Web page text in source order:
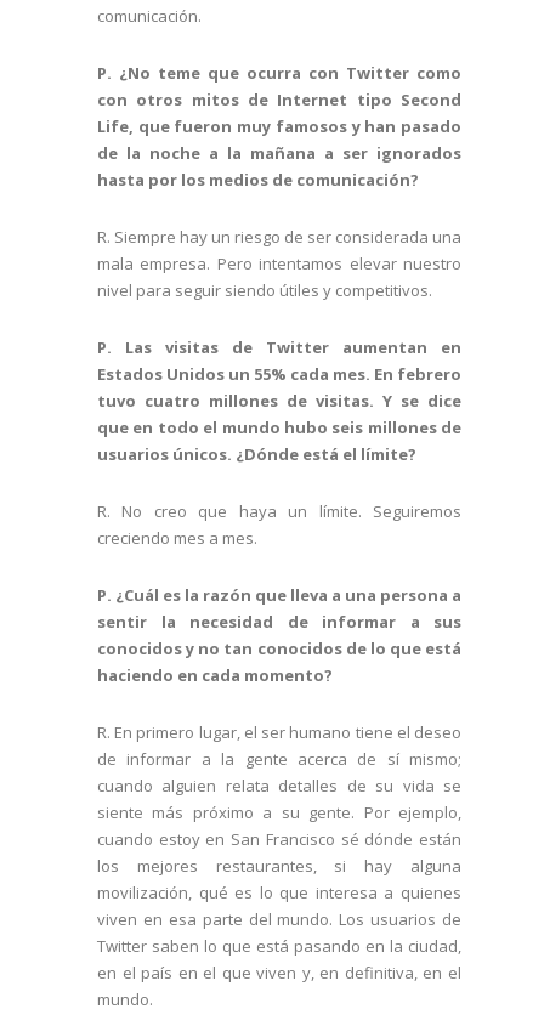
comunicación.
P. ¿No teme que ocurra con Twitter como
con otros mitos de Internet tipo Second
Life, que fueron muy famosos y han pasado
de la noche a la mañana a ser ignorados
hasta por los medios de comunicación?
R. Siempre hay un riesgo de ser considerada una
mala empresa. Pero intentamos elevar nuestro
nivel para seguir siendo útiles y competitivos.
P. Las visitas de Twitter aumentan en
Estados Unidos un 55% cada mes. En febrero
tuvo cuatro millones de visitas. Y se dice
que en todo el mundo hubo seis millones de
usuarios únicos. ¿Dónde está el límite?
R. No creo que haya un límite. Seguiremos
creciendo mes a mes.
P. ¿Cuál es la razón que lleva a una persona a
sentir la necesidad de informar a sus
conocidos y no tan conocidos de lo que está
haciendo en cada momento?
R. En primero lugar, el ser humano tiene el deseo
de informar a la gente acerca de sí mismo;
cuando alguien relata detalles de su vida se
siente más próximo a su gente. Por ejemplo,
cuando estoy en San Francisco sé dónde están
los mejores restaurantes, si hay alguna
movilización, qué es lo que interesa a quienes
viven en esa parte del mundo. Los usuarios de
Twitter saben lo que está pasando en la ciudad,
en el país en el que viven y, en definitiva, en el
mundo.